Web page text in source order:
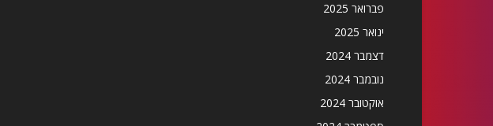
פברואר 2025
ינואר 2025
דצמבר 2024
נובמבר 2024
אוקטובר 2024